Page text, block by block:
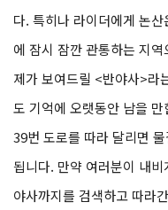
다. 특히나 라이더에게 논
에 잠시 잠깐 관통하는 지
제가 보여드릴 <반야사>라
도 기억에 오랫동안 남을
39번 도로를 따라 달리면
됩니다. 만약 여러분이 내
야사까지를 검색하고 따라